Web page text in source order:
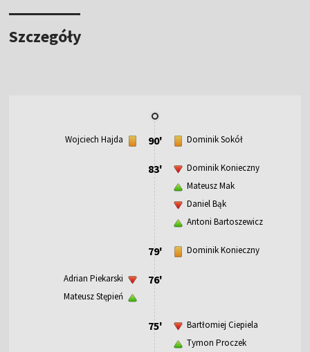
Szczegóły
90'
Wojciech Hajda Dominik Sokół
83'
Dominik Konieczny
Mateusz Mak
Daniel Bąk
Antoni Bartoszewicz
79' Dominik Konieczny
76'
Adrian Piekarski
Mateusz Stępień
75'
Bartłomiej Ciepiela
Tymon Proczek